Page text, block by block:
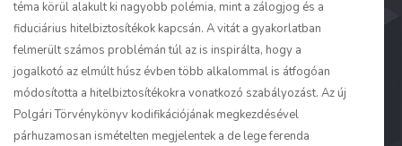
téma körül alakult ki nagyobb polémia, mint a zálogjog és a
fiduciárius hitelbiztosítékok kapcsán. A vitát a gyakorlatban
felmerült számos problémán túl az is inspirálta, hogy a
jogalkotó az elmúlt húsz évben több alkalommal is átfogóan
módosította a hitelbiztosítékokra vonatkozó szabályozást. Az új
Polgári Törvénykönyv kodifikációjának megkezdésével
párhuzamosan ismételten megjelentek a de lege ferenda